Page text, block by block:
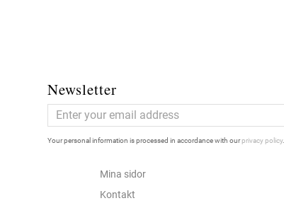
Newsletter
Your personal information is processed in accordance with ourprivacy policy.
Mina sidor
Kontakt